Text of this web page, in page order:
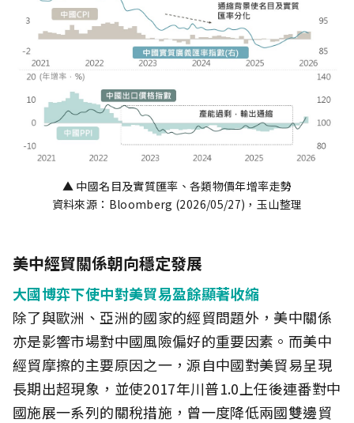
▲ 中國名目及實質匯率、各類物價年增率走勢
資料來源：Bloomberg (2026/05/27)，玉山整理
美中經貿關係朝向穩定發展
大國博弈下使中對美貿易盈餘顯著收縮
除了與歐洲、亞洲的國家的經貿問題外，美中關係
亦是影響市場對中國風險偏好的重要因素。而美中
經貿摩擦的主要原因之一，源自中國對美貿易呈現
長期出超現象，並使2017年川普1.0上任後連番對中
國施展一系列的關稅措施，曾一度降低兩國雙邊貿